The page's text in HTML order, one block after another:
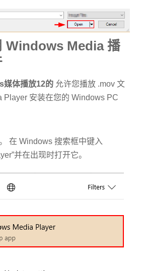
Windows Media 播
媒体播放12的 允许您播放 .mov 文
Player 安装在您的 Windows PC
在 Windows 搜索框中键入
并在出现时打开它。